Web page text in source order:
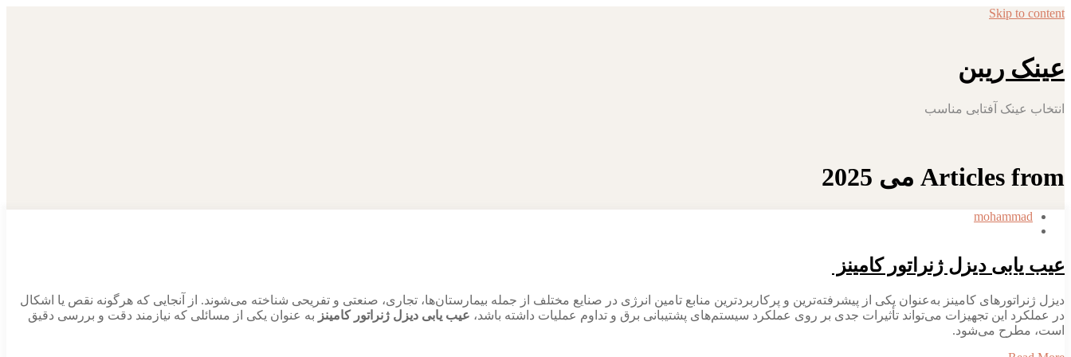
Skip to content
عینک ریبن
انتخاب عینک آفتابی مناسب
Articles from می 2025
mohammad
عیب یابی دیزل ژنراتور کامینز
دیزل ژنراتورهای کامینز به‌عنوان یکی از پیشرفته‌ترین و پرکاربردترین منابع تامین انرژی در صنایع مختلف از جمله بیمارستان‌ها، تجاری، صنعتی و تفریحی شناخته می‌شوند. از آنجایی که هرگونه نقص یا اشکال
در عملکرد این تجهیزات می‌تواند تأثیرات جدی بر روی عملکرد سیستم‌های پشتیبانی برق و تداوم عملیات داشته باشد، عیب یابی دیزل ژنراتور کامینز به عنوان یکی از مسائلی که نیازمند دقت و بررسی دقیق
است، مطرح می‌شود.